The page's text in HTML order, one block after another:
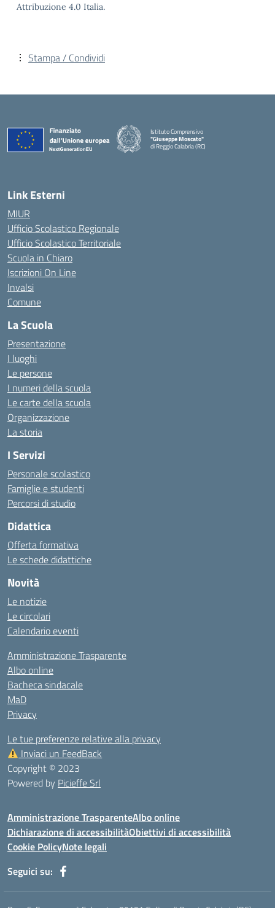
Attribuzione 4.0 Italia.
Stampa / Condividi
Istituto Comprensivo
"Giuseppe Moscato"
di Reggio Calabria (RC)
— Visita la pagina iniziale della scuola
Link Esterni
MIUR
Ufficio Scolastico Regionale
Ufficio Scolastico Territoriale
Scuola in Chiaro
Iscrizioni On Line
Invalsi
Comune
La Scuola
Presentazione
I luoghi
Le persone
I numeri della scuola
Le carte della scuola
Organizzazione
La storia
I Servizi
Personale scolastico
Famiglie e studenti
Percorsi di studio
Didattica
Offerta formativa
Le schede didattiche
Novità
Le notizie
Le circolari
Calendario eventi
Amministrazione Trasparente
Albo online
Bacheca sindacale
MaD
Privacy
Le tue preferenze relative alla privacy
Inviaci un FeedBack
Copyright © 2023
Powered by Picieffe Srl
Amministrazione TrasparenteAlbo online
Dichiarazione di accessibilitàObiettivi di accessibilità
Cookie PolicyNote legali
Seguici su: